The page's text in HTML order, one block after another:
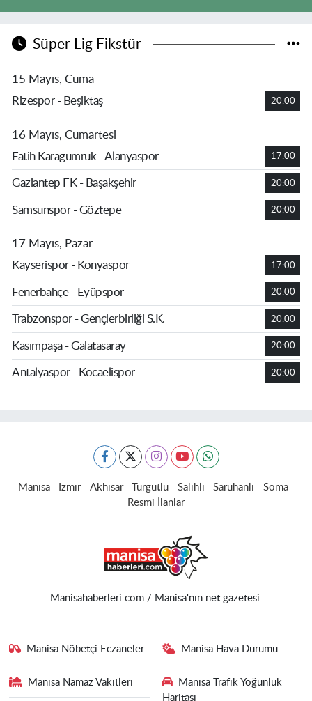
Süper Lig Fikstür
15 Mayıs, Cuma
Rizespor - Beşiktaş
20:00
16 Mayıs, Cumartesi
Fatih Karagümrük - Alanyaspor
17:00
Gaziantep FK - Başakşehir 20:00
Samsunspor - Göztepe 20:00
17 Mayıs, Pazar
Kayserispor - Konyaspor
17:00
Fenerbahçe - Eyüpspor 20:00
Trabzonspor - Gençlerbirliği S.K. 20:00
Kasımpaşa - Galatasaray 20:00
Antalyaspor - Kocaelispor 20:00
Manisa İzmir Akhisar Turgutlu Salihli Saruhanlı
Soma
Resmi İlanlar
Manisahaberleri.com / Manisa'nın net gazetesi.
Manisa Nöbetçi Eczaneler Manisa Hava Durumu
Manisa Namaz Vakitleri
Manisa Trafik Yoğunluk
Haritası